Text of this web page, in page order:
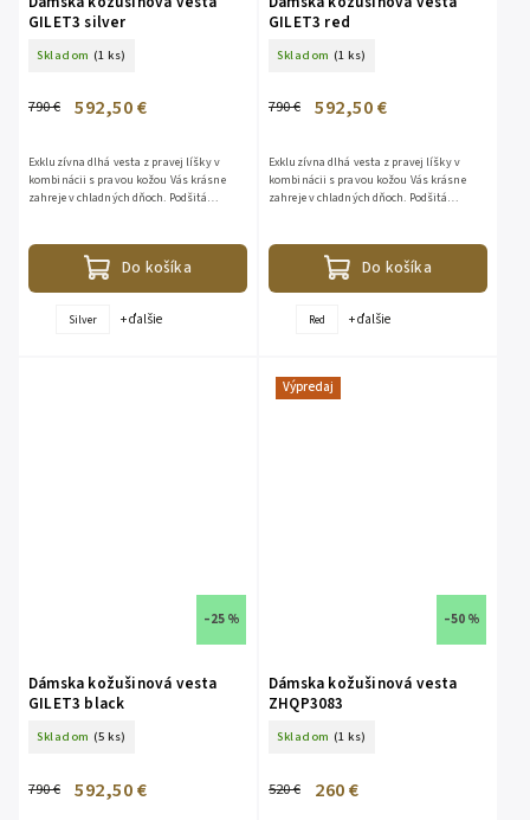
GILET3 silver
Skladom (1 ks)
790 € 592,50 €
Do košíka
Exkluzívna dlhá vesta z pravej líšky v
kombinácii s pravou kožou Vás krásne
zahreje v chladných dňoch. Podšitá
Silver + ďalšie
GILET3 red
Skladom (1 ks)
790 € 592,50 €
Do košíka
Exkluzívna dlhá vesta z pravej líšky v
kombinácii s pravou kožou Vás krásne
zahreje v chladných dňoch. Podšitá
Red + ďalšie
–25 %
Dámska kožušinová vesta
GILET3 black
Skladom (5 ks)
790 € 592,50 €
Výpredaj
–50 %
Dámska kožušinová vesta
ZHQP3083
Skladom (1 ks)
520 € 260 €